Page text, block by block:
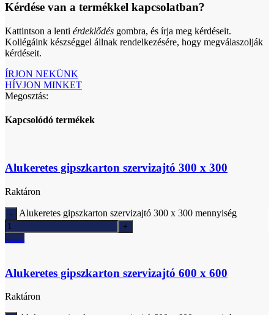
Kérdése van a termékkel kapcsolatban?
Kattintson a lenti érdeklődés gombra, és írja meg kérdéseit.
Kollégáink készséggel állnak rendelkezésére, hogy megválaszolják
kérdéseit.
ÍRJON NEKÜNK
HÍVJON MINKET
Megosztás:
Kapcsolódó termékek
Alukeretes gipszkarton szervizajtó 300 x 300
Raktáron
Alukeretes gipszkarton szervizajtó 300 x 300 mennyiség
Ajánlatkérés
Alukeretes gipszkarton szervizajtó 600 x 600
Raktáron